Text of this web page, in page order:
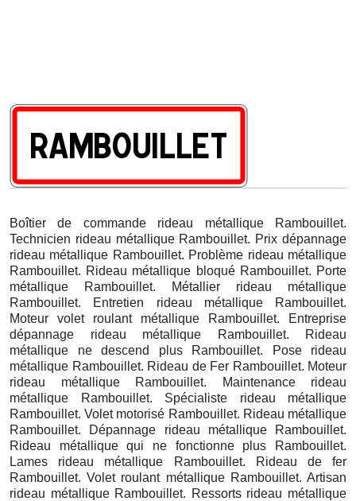
Boîtier de commande rideau métallique Rambouillet.
Technicien rideau métallique Rambouillet. Prix dépannage
rideau métallique Rambouillet. Problème rideau métallique
Rambouillet. Rideau métallique bloqué Rambouillet. Porte
métallique Rambouillet. Métallier rideau métallique
Rambouillet. Entretien rideau métallique Rambouillet.
Moteur volet roulant métallique Rambouillet. Entreprise
dépannage rideau métallique Rambouillet. Rideau
métallique ne descend plus Rambouillet. Pose rideau
métallique Rambouillet. Rideau de Fer Rambouillet. Moteur
rideau métallique Rambouillet. Maintenance rideau
métallique Rambouillet. Spécialiste rideau métallique
Rambouillet. Volet motorisé Rambouillet. Rideau métallique
Rambouillet. Dépannage rideau métallique Rambouillet.
Rideau métallique qui ne fonctionne plus Rambouillet.
Lames rideau métallique Rambouillet. Rideau de fer
Rambouillet. Volet roulant métallique Rambouillet. Artisan
rideau métallique Rambouillet. Ressorts rideau métallique